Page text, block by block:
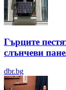
Гърците
слънчеви
dbr.bg